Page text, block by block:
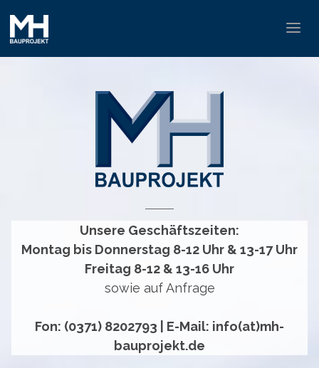
Unsere Geschäftszeiten:
Montag bis Donnerstag 8-12 Uhr & 13-17 Uhr
Freitag 8-12 & 13-16 Uhr
sowie auf Anfrage
Fon: (0371) 8202793 | E-Mail: info(at)mh-
bauprojekt.de